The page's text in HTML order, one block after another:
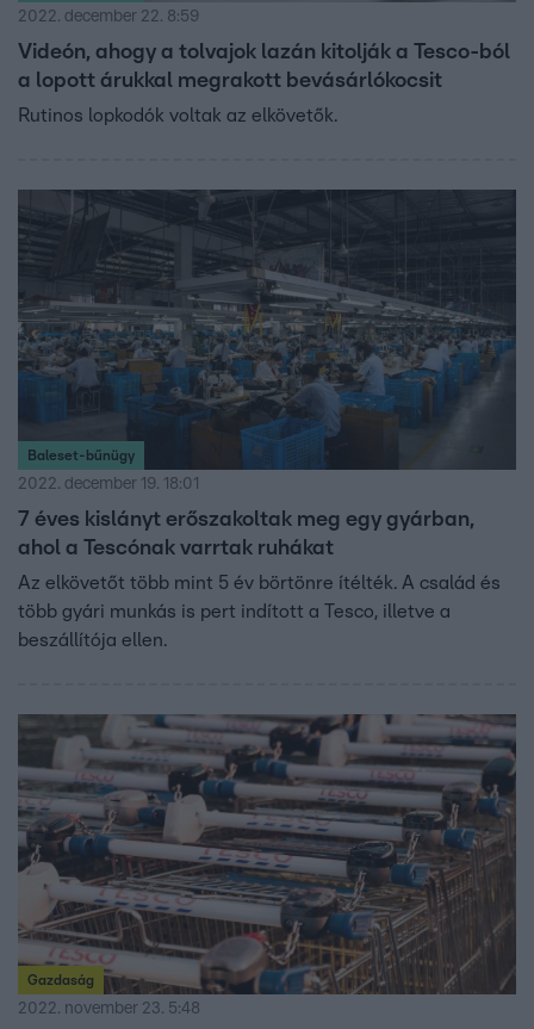
2022. december 22. 8:59
Videón, ahogy a tolvajok lazán kitolják a Tesco-ból
a lopott árukkal megrakott bevásárlókocsit
Rutinos lopkodók voltak az elkövetők.
Baleset-bűnügy
2022. december 19. 18:01
7 éves kislányt erőszakoltak meg egy gyárban,
ahol a Tescónak varrtak ruhákat
Az elkövetőt több mint 5 év börtönre ítélték. A család és
több gyári munkás is pert indított a Tesco, illetve a
beszállítója ellen.
Gazdaság
2022. november 23. 5:48